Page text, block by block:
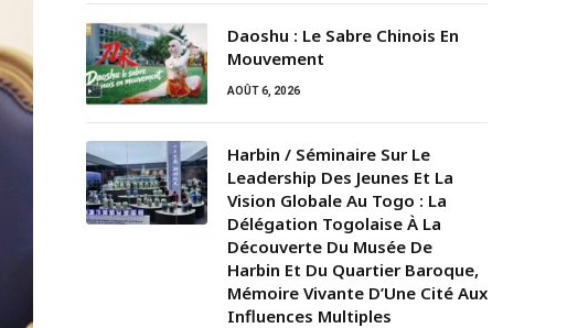
Daoshu : Le Sabre Chinois En
Mouvement
AOÛT 6, 2026
Harbin / Séminaire Sur Le
Leadership Des Jeunes Et La
Vision Globale Au Togo : La
Délégation Togolaise À La
Découverte Du Musée De
Harbin Et Du Quartier Baroque,
Mémoire Vivante D’Une Cité Aux
Influences Multiples